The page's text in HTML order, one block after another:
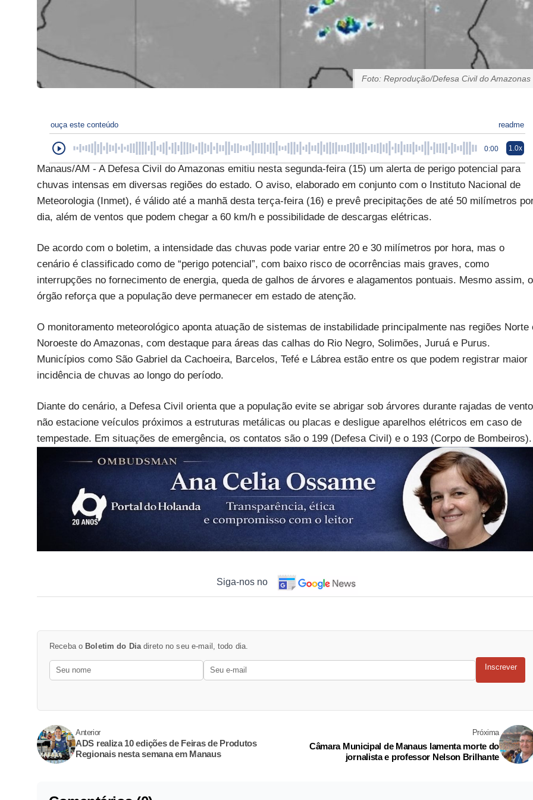
Foto: Reprodução/Defesa Civil do Amazonas
ouça este conteúdo readme
0:00 1.0x
Manaus/AM - A Defesa Civil do Amazonas emitiu nesta segunda-feira (15) um alerta de perigo potencial para
chuvas intensas em diversas regiões do estado. O aviso, elaborado em conjunto com o Instituto Nacional de
Meteorologia (Inmet), é válido até a manhã desta terça-feira (16) e prevê precipitações de até 50 milímetros
dia, além de ventos que podem chegar a 60 km/h e possibilidade de descargas elétricas.
De acordo com o boletim, a intensidade das chuvas pode variar entre 20 e 30 milímetros por hora, mas o
cenário é classificado como de “perigo potencial”, com baixo risco de ocorrências mais graves, como
interrupções no fornecimento de energia, queda de galhos de árvores e alagamentos pontuais. Mesmo assim, o
órgão reforça que a população deve permanecer em estado de atenção.
O monitoramento meteorológico aponta atuação de sistemas de instabilidade principalmente nas regiões Norte
Noroeste do Amazonas, com destaque para áreas das calhas do Rio Negro, Solimões, Juruá e Purus.
Municípios como São Gabriel da Cachoeira, Barcelos, Tefé e Lábrea estão entre os que podem registrar maior
incidência de chuvas ao longo do período.
Diante do cenário, a Defesa Civil orienta que a população evite se abrigar sob árvores durante rajadas de
não estacione veículos próximos a estruturas metálicas ou placas e desligue aparelhos elétricos em caso de
tempestade. Em situações de emergência, os contatos são o 199 (Defesa Civil) e o 193 (Corpo de Bombeiros).
Siga-nos no
Receba o Boletim do Dia direto no seu e-mail, todo dia.
Inscrever
Anterior
ADS realiza 10 edições de Feiras de Produtos
Regionais nesta semana em Manaus
Próxima
Câmara Municipal de Manaus lamenta morte do
jornalista e professor Nelson Brilhante